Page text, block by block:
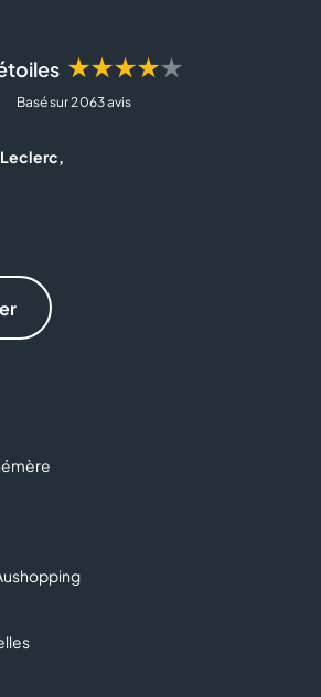
★★★★★
Basé sur 2 063 avis
Leclerc,